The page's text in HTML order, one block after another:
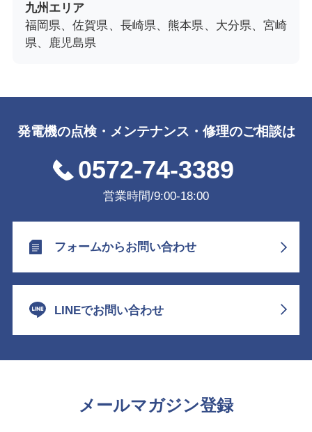
九州エリア
福岡県、佐賀県、長崎県、熊本県、大分県、宮崎
県、鹿児島県
発電機の点検・メンテナンス・修理のご相談は
0572-74-3389
営業時間/9:00-18:00
フォームからお問い合わせ
LINEでお問い合わせ
メールマガジン登録